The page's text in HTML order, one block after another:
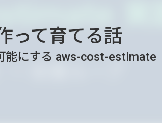
って育てる話
能にする aws-cost-estimate